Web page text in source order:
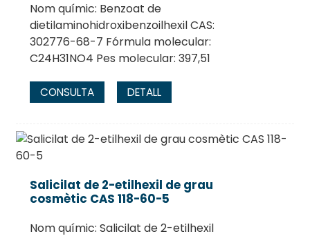
Nom químic: Benzoat de
dietilaminohidroxibenzoilhexil CAS:
302776-68-7 Fórmula molecular:
C24H31NO4 Pes molecular: 397,51
CONSULTA DETALL
Salicilat de 2-etilhexil de grau
cosmètic CAS 118-60-5
Nom químic: Salicilat de 2-etilhexil